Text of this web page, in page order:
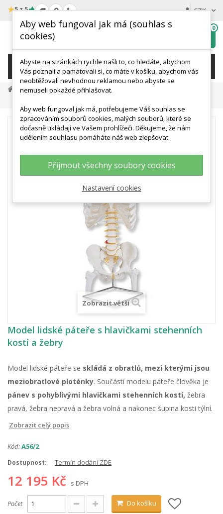
★5 z 5 CZK
wishlist
0
KATEGORIE
Anatomické Modely
Modely Páteře
Zobrazit větší
Model lidské páteře s hlavičkami stehenních
kostí a žebry
Model lidské páteře se skládá z obratlů, mezi kterými jsou
meziobratlové ploténky. Součástí modelu páteře člověka je
pánev s pohyblivými hlavičkami stehenních kostí, žebra
pravá, žebra nepravá a žebra volná a nakonec šupina kosti týlní.
Zobrazit celý popis
Kód:A56/2
Dostupnost: Termín dodání ZDE
12 195 Kč s DPH
Počet Do košíku
Aby web fungoval jak má (souhlas s
cookies)
Abyste na stránkách rychle našli to, co hledáte, abychom
Vás poznali a pamatovali si, co máte v košíku, abychom vás
neobtěžovali nevhodnou reklamou nebo abyste se
nemuseli pokaždé přihlašovat.
Aby web fungoval jak má, potřebujeme Váš souhlas se
zpracováním souborů cookies, malých souborů, které se
dočasně ukládají ve Vašem prohlížeči. Děkujeme, že nám
udělením souhlasu pomáháte náš web zlepšovat.
Přijmout všechny soubory cookies
Nastavení cookies